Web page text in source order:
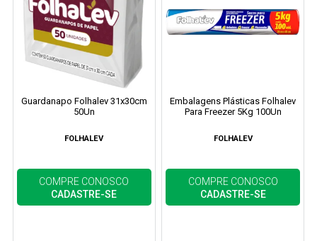
Guardanapo Folhalev 31x30cm
50Un
FOLHALEV
COMPRE CONOSCO
CADASTRE-SE
Embalagens Plásticas Folhalev
Para Freezer 5Kg 100Un
FOLHALEV
COMPRE CONOSCO
CADASTRE-SE